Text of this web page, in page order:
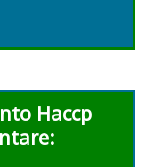
Haccp